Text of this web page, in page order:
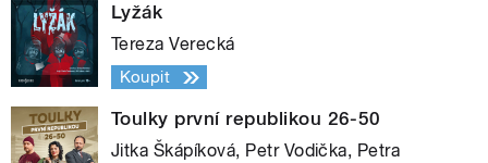
Lyžák
Tereza Verecká
Koupit
Toulky první republikou 26-50
Jitka Škápíková, Petr Vodička, Petra